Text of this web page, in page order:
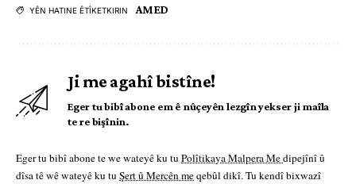
YÊN HATINE ÊTÎKETKIRIN AMED
Ji me agahî bistîne!
Eger tu bibî abone em ê nûçeyên lezgîn yekser ji maîla
te re bişînin.
Eger tu bibî abone te we wateyê ku tu Polîtikaya Malpera Medipejînî û
dîsa tê wê wateyê ku tu Şert û Mercên meqebûl dikî. Tu kendî bixwazî